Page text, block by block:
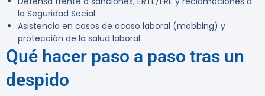
la Seguridad Social.
Asistencia en casos de acoso laboral (mobbing) y
protección de la salud laboral.
Qué hacer paso a paso tras un
despido